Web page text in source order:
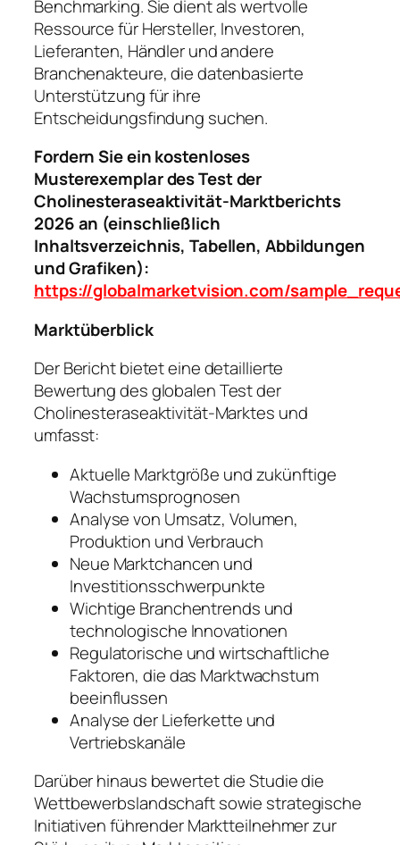
Benchmarking. Sie dient als wertvolle
Ressource für Hersteller, Investoren,
Lieferanten, Händler und andere
Branchenakteure, die datenbasierte
Unterstützung für ihre
Entscheidungsfindung suchen.
Fordern Sie ein kostenloses
Musterexemplar des Test der
Cholinesteraseaktivität-Marktberichts
2026 an (einschließlich
Inhaltsverzeichnis, Tabellen, Abbildungen
und Grafiken):
https://globalmarketvision.com/
Marktüberblick
Der Bericht bietet eine detaillierte
Bewertung des globalen Test der
Cholinesteraseaktivität-Marktes und
umfasst:
Aktuelle Marktgröße und zukünftige
Wachstumsprognosen
Analyse von Umsatz, Volumen,
Produktion und Verbrauch
Neue Marktchancen und
Investitionsschwerpunkte
Wichtige Branchentrends und
technologische Innovationen
Regulatorische und wirtschaftliche
Faktoren, die das Marktwachstum
beeinflussen
Analyse der Lieferkette und
Vertriebskanäle
Darüber hinaus bewertet die Studie die
Wettbewerbslandschaft sowie strategische
Initiativen führender Marktteilnehmer zur